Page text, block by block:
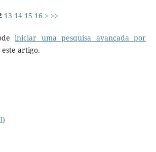
13 14 15 16 > >>
iniciar uma pesquisa avançada por
artigo.